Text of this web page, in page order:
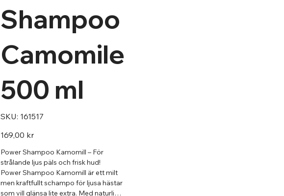
Shampoo
Camomile
500 ml
SKU:
SKU
161517
161517
Pris
169,00 kr
Power Shampoo Kamomill – För
strålande ljus päls och frisk hud!
Power Shampoo Kamomill är ett milt
men kraftfullt schampo för ljusa hästar
som vill glänsa lite extra. Med naturliga